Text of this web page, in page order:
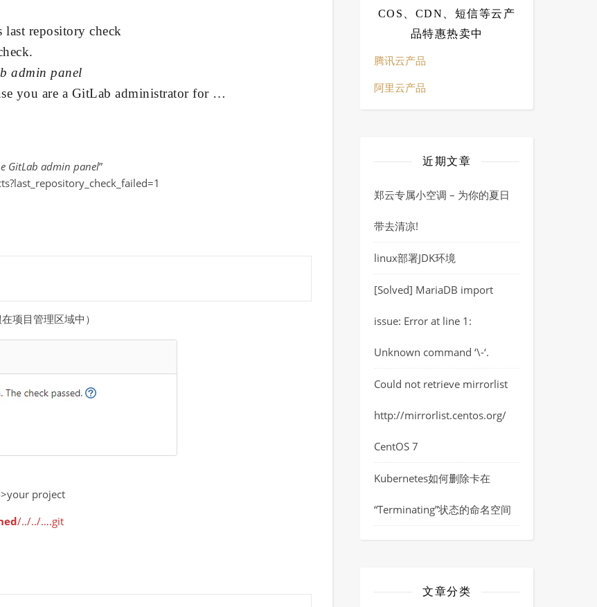
repository check
admin panel
you are a GitLab administrator for …
GitLab admin panel”
项目管理区域中）
project
/../../….git
COS、CDN、短信等云产
品特惠热卖中
腾讯云产品
阿里云产品
近期文章
郑云专属小空调 – 为你的夏日
带去清凉!
linux部署JDK环境
[Solved] MariaDB import
issue: Error at line 1:
Unknown command ‘\-‘.
Could not retrieve mirrorlist
http://mirrorlist.centos.org/
CentOS 7
Kubernetes如何删除卡在
“Terminating”状态的命名空间
文章分类